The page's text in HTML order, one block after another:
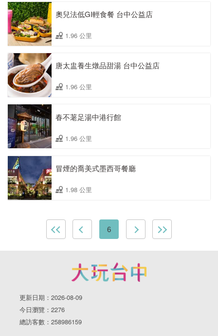
奧兒法低GI輕食餐 台中公益店
1.96 公里
唐太盅養生燉品甜湯 台中公益店
1.96 公里
春不荖足湯中港行館
1.96 公里
冒煙的喬美式墨西哥餐廳
1.98 公里
6
更新日期：2026-08-09
今日瀏覽：2276
總訪客數：258986159